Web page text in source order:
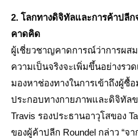
2. โลกทางดิจิทัลและการค้าปลี
คาดคิด
ผู้เชี่ยวชาญคาดการณ์ว่าการผส
ความเป็นจริงจะเพิ่มขึ้นอย่างรว
มองหาช่องทางในการเข้าถึงผู้ซื้
ประกอบทางกายภาพและดิจิทัลข
Travis รองประธานอาวุโสของ
ของผู้ค้าปลีก Roundel กล่าว “